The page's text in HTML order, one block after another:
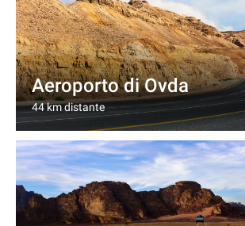
Aeroporto di Ovda
44 km distante